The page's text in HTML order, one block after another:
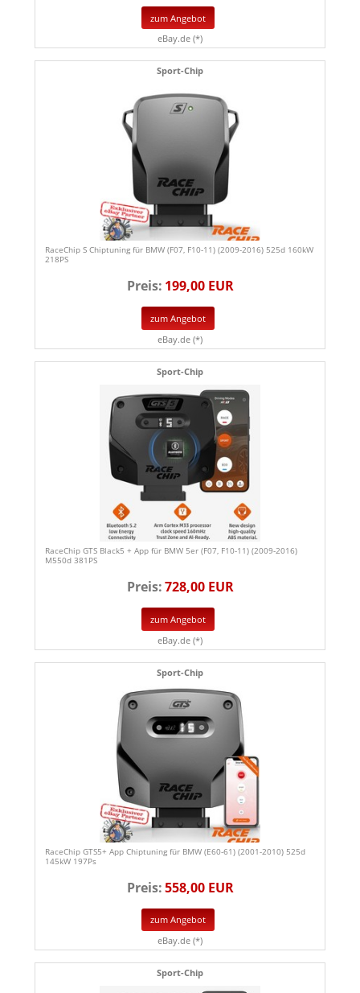
zum Angebot
eBay.de (*)
Sport-Chip
RaceChip S Chiptuning für BMW (F07, F10-11) (2009-2016) 525d 160kW
218PS
Preis: 199,00 EUR
zum Angebot
eBay.de (*)
Sport-Chip
RaceChip GTS Black5 + App für BMW 5er (F07, F10-11) (2009-2016)
M550d 381PS
Preis:728,00 EUR
zum Angebot
eBay.de (*)
Sport-Chip
RaceChip GTS5+ App Chiptuning für BMW (E60-61) (2001-2010) 525d
145kW 197Ps
Preis:558,00 EUR
zum Angebot
eBay.de (*)
Sport-Chip